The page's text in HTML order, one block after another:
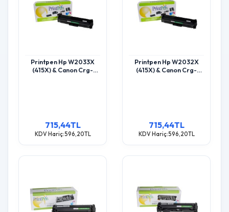
Printpen Hp W2033X
(415X) & Canon Crg-
715,44TL
KDV Hariç:596,20TL
Printpen Hp W2032X
(415X) & Canon Crg-
715,44TL
KDV Hariç:596,20TL